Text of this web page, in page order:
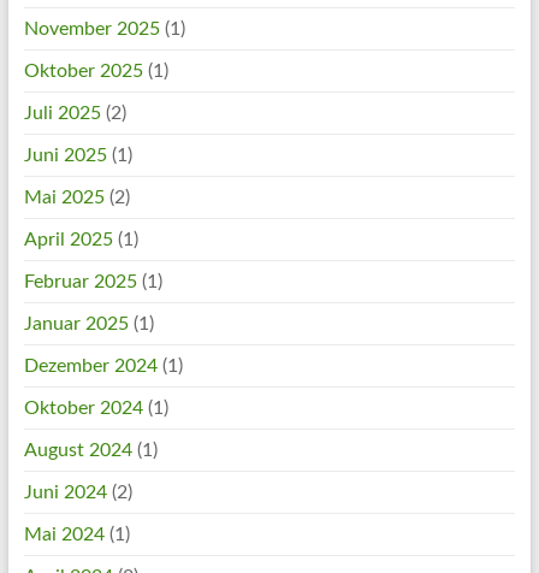
November 2025(1)
Oktober 2025(1)
Juli 2025(2)
Juni 2025(1)
Mai 2025(2)
April 2025(1)
Februar 2025(1)
Januar 2025(1)
Dezember 2024(1)
Oktober 2024(1)
August 2024(1)
Juni 2024(2)
Mai 2024(1)